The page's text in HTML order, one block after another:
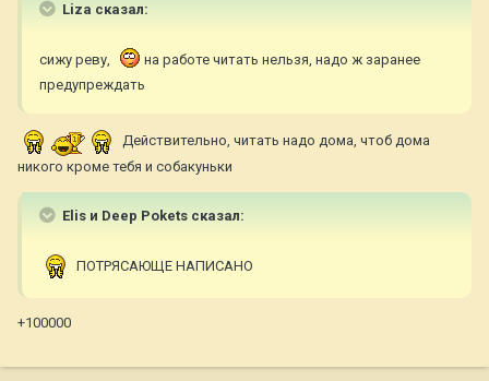
Liza сказал:
сижу реву,
на работе читать нельзя, надо ж заранее
предупреждать
Действительно, читать надо дома, чтоб дома
никого кроме тебя и собакуньки
Elis и Deep Pokets сказал:
ПОТРЯСАЮЩЕ НАПИСАНО
+100000